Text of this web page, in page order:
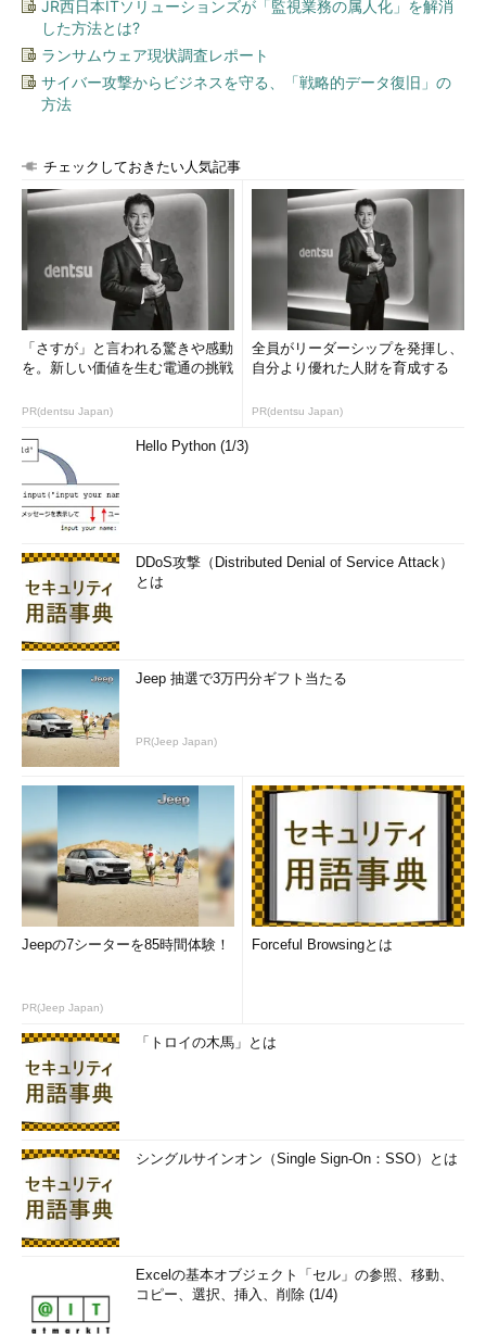
JR西日本ITソリューションズが「監視業務の属人化」を解消
した方法とは?
ランサムウェア現状調査レポート
サイバー攻撃からビジネスを守る、「戦略的データ復旧」の
方法
チェックしておきたい人気記事
「さすが」と言われる驚きや感動
を。新しい価値を生む電通の挑戦
PR(dentsu Japan)
全員がリーダーシップを発揮し、
自分より優れた人財を育成する
PR(dentsu Japan)
Hello Python (1/3)
DDoS攻撃（Distributed Denial of Service Attack）
とは
Jeep 抽選で3万円分ギフト当たる
PR(Jeep Japan)
Jeepの7シーターを85時間体験！
PR(Jeep Japan)
Forceful Browsingとは
「トロイの木馬」とは
シングルサインオン（Single Sign-On：SSO）とは
Excelの基本オブジェクト「セル」の参照、移動、
コピー、選択、挿入、削除 (1/4)